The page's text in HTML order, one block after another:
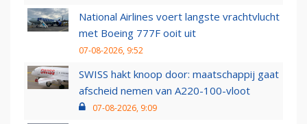
National Airlines voert langste vrachtvlucht
met Boeing 777F ooit uit
07-08-2026, 9:52
SWISS hakt knoop door: maatschappij gaat
afscheid nemen van A220-100-vloot
07-08-2026, 9:09